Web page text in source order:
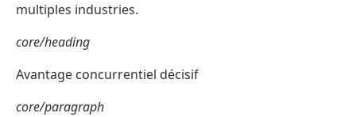
multiples industries.
core/heading
Avantage concurrentiel décisif
core/paragraph